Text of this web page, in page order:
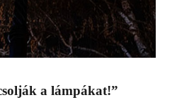
a lámpákat!”